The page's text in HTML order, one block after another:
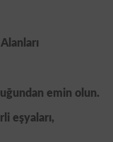
emin olun.
eşyaları,